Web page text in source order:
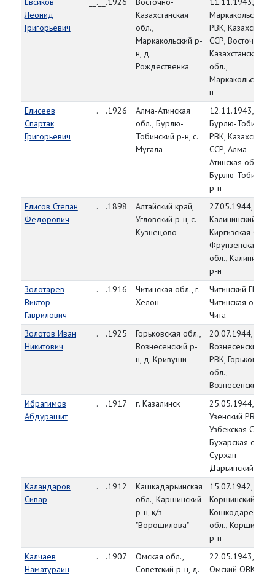
Леонид
Григорьевич
Казахстанская
обл.,
Маркакольский р-
н, д.
Рождественка
Маркакольский
РВК, Казахская
ССР, Восточно-
Казахстанская
обл.,
Маркакольский
н
Елисеев
Спартак
Григорьевич
__.__.1926
Алма-Атинская
обл., Бурлю-
Тобинский р-н, с.
Мугала
12.11.1943,
Бурлю-Тобинский
РВК, Казахская
ССР, Алма-
Атинская обл.,
Бурлю-Тобинский
р-н
Елисов Степан
Федорович
__.__.1898
Алтайский край,
Угловский р-н, с.
Кузнецово
27.05.1944,
Калининский РВК,
Киргизская ССР,
Фрунзенская
обл.,
р-н
Золотарев
Виктор
Гаврилович
__.__.1916
Читинская обл., г.
Хелон
Читинский ГВК,
Читинская обл., г.
Чита
Золотов Иван
Никитович
__.__.1925
Горьковская обл.,
Вознесенский р-
н, д. Кривуши
20.07.1944,
Вознесенский
РВК, Горьковская
обл.,
Вознесенский р-н
Ибрагимов
Абдурашит
__.__.1917 г. Казалинск
25.05.1944,
Узенский РВК,
Узбекская ССР,
Бухарская обл.,
Сурхан-
Дарьинский окр.
Каландаров
Сивар
__.__.1912
Кашкадарьинская
обл., Каршинский
р-н, к/з
"Ворошилова"
15.07.1942,
Коршинский РВК,
Кошкодаренская
обл., Коршинский
р-н
Калчаев
Наматураин
__.__.1907
Омская обл.,
Советский р-н, д.
22.05.1943,
Омский ОВК,